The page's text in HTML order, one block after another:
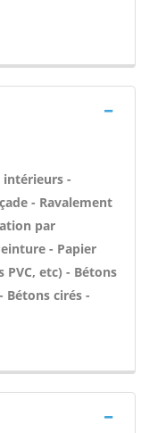
intérieurs -
- Ravalement
par
- Papier
etc) - Bétons
Bétons cirés -